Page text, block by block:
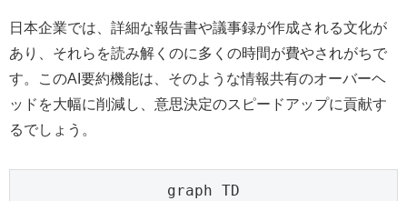
日本企業では、詳細な報告書や議事録が作成される文化が
あり、それらを読み解くのに多くの時間が費やされがちで
す。このAI要約機能は、そのような情報共有のオーバーヘ
ッドを大幅に削減し、意思決定のスピードアップに貢献す
るでしょう。
graph TD